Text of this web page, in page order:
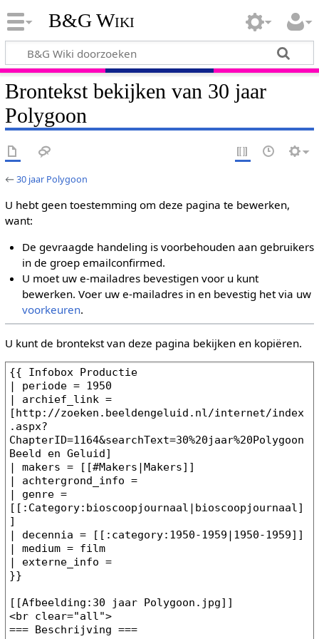
B&G Wiki
Brontekst bekijken van 30 jaar
Polygoon
←30 jaar Polygoon
U hebt geen toestemming om deze pagina te bewerken,
want:
De gevraagde handeling is voorbehouden aan gebruikers
in de groep emailconfirmed.
U moet uw e-mailadres bevestigen voor u kunt
bewerken. Voer uw e-mailadres in en bevestig het via uw
voorkeuren.
U kunt de brontekst van deze pagina bekijken en kopiëren.